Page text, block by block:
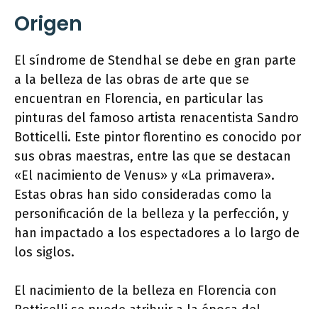
Origen
El síndrome de Stendhal se debe en gran parte
a la belleza de las obras de arte que se
encuentran en Florencia, en particular las
pinturas del famoso artista renacentista Sandro
Botticelli. Este pintor florentino es conocido por
sus obras maestras, entre las que se destacan
«El nacimiento de Venus» y «La primavera».
Estas obras han sido consideradas como la
personificación de la belleza y la perfección, y
han impactado a los espectadores a lo largo de
los siglos.
El nacimiento de la belleza en Florencia con